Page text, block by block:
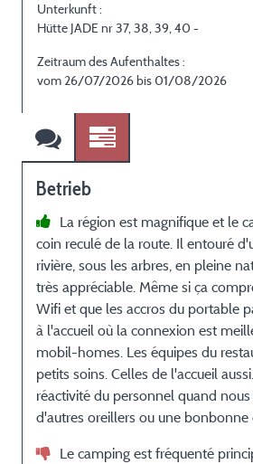
Unterkunft :
Hütte JADE nr 37, 38, 39, 40 -
Zeitraum des Aufenthaltes :
vom 26/07/2026 bis 01/08/2026
Betrieb
La région est magnifique et le
coin reculé de la route. Il entouré
rivière, sous les arbres, en pleine
très appréciable. Même si ça
Wifi et que les accros du portable
à l'accueil où la connexion est
mobil-homes. Les équipes du
petits soins. Celles de l'accueil
réactivité du personnel quand
d'autres oreillers ou une bonbonne
Le camping est fréquenté